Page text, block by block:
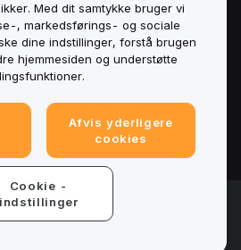
rights reserved.
Med dit samtykke bruger vi
, markedsførings- og sociale
dine indstillinger, forstå brugen
hjemmesiden og understøtte
Afvis yderligere
cookies
Cookie -
indstillinger